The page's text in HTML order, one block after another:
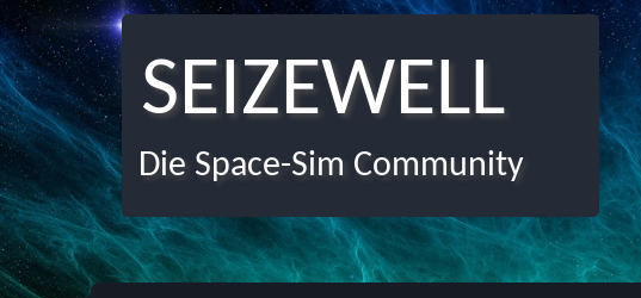
SEIZEWELL
Die Space-Sim Community